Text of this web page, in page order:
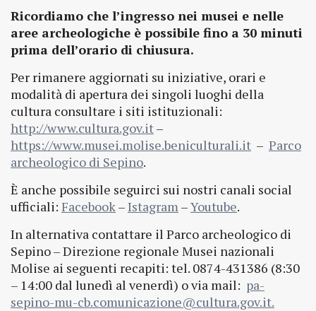
Ricordiamo che l’ingresso nei musei e nelle
aree archeologiche è possibile fino a 30 minuti
prima dell’orario di chiusura.
Per rimanere aggiornati su iniziative, orari e
modalità di apertura dei singoli luoghi della
cultura consultare i siti istituzionali:
http://www.cultura.gov.it–
https://www.musei.molise.beniculturali.it – Parco
archeologico di Sepino.
È anche possibile seguirci sui nostri canali social
ufficiali: Facebook–Istagram–Youtube.
In alternativa contattare il Parco archeologico di
Sepino – Direzione regionale Musei nazionali
Molise ai seguenti recapiti: tel. 0874-431386 (8:30
– 14:00 dal lunedì al venerdì) o via mail: pa-
sepino-mu-cb.comunicazione@cultura.gov.it.